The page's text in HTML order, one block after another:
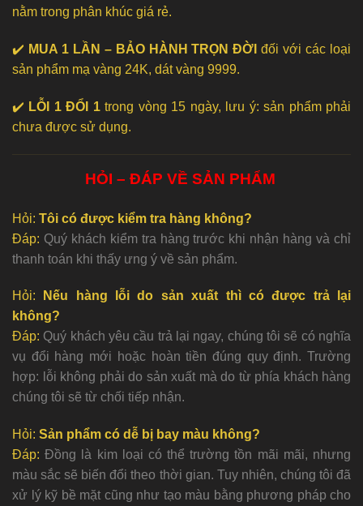
nằm trong phân khúc giá rẻ.
✔️ MUA 1 LẦN – BẢO HÀNH TRỌN ĐỜI đối với các loại
sản phẩm mạ vàng 24K, dát vàng 9999.
✔️ LỖI 1 ĐỔI 1trong vòng 15 ngày, lưu ý: sản phẩm phải
chưa được sử dụng.
HỎI – ĐÁP VỀ SẢN PHẨM
Hỏi: Tôi có được kiểm tra hàng không?
Đáp: Quý khách kiểm tra hàng trước khi nhận hàng và chỉ
thanh toán khi thấy ưng ý về sản phẩm.
Hỏi: Nếu hàng lỗi do sản xuất thì có được trả lại
không?
Đáp: Quý khách yêu cầu trả lại ngay, chúng tôi sẽ có nghĩa
vụ đổi hàng mới hoặc hoàn tiền đúng quy định. Trường
hợp: lỗi không phải do sản xuất mà do từ phía khách hàng
chúng tôi sẽ từ chối tiếp nhận.
Hỏi: Sản phẩm có dễ bị bay màu không?
Đáp:Đồng là kim loại có thể trường tồn mãi mãi, nhưng
màu sắc sẽ biến đổi theo thời gian. Tuy nhiên, chúng tôi đã
xử lý kỹ bề mặt cũng như tạo màu bằng phương pháp cho